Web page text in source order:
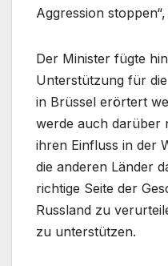
Aggression
Der Minister fügte
Unterstützung für
in Brüssel erörtert
werde auch darüber
ihren Einfluss in der
die anderen Länder
richtige Seite der
Russland zu
zu unterstützen.